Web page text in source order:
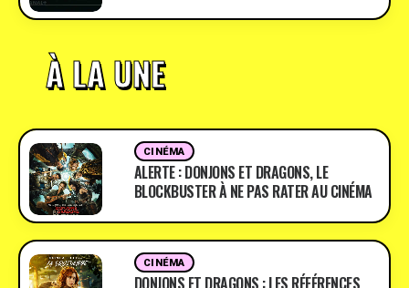
À LA UNE
CINÉMA
ALERTE : DONJONS ET DRAGONS, LE
BLOCKBUSTER À NE PAS RATER AU CINÉMA
CINÉMA
DONJONS ET DRAGONS : LES RÉFÉRENCES